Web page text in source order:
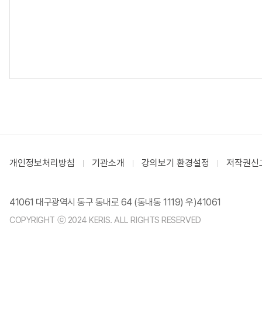
개인정보처리방침 기관소개 강의보기 환경설정 저작권신
41061 대구광역시 동구 동내로 64 (동내동 1119) 우)41061
COPYRIGHT ⓒ 2024 KERIS. ALL RIGHTS RESERVED